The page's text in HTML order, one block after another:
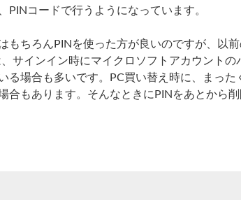
PINコードで行うようになっています。
もちろんPINを使った方が良いのですが、以
サインイン時にマイクロソフトアカウントの
る場合も多いです。PC買い替え時に、まった
合もあります。そんなときにPINをあとから